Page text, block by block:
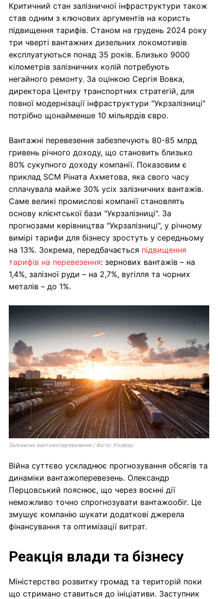
Критичний стан залізничної інфраструктури також
став одним з ключових аргументів на користь
підвищення тарифів. Станом на грудень 2024 року
три чверті вантажних дизельних локомотивів
експлуатуються понад 35 років. Близько 9000
кілометрів залізничних колій потребують
негайного ремонту. За оцінкою Сергія Вовка,
директора Центру транспортних стратегій, для
повної модернізації інфраструктури "Укрзалізниці"
потрібно щонайменше 10 мільярдів євро.
Вантажні перевезення забезпечують 80-85 млрд
гривень річного доходу, що становить близько
80% сукупного доходу компанії. Показовим є
приклад SCM Ріната Ахметова, яка свого часу
сплачувала майже 30% усіх залізничних вантажів.
Саме великі промислові компанії становлять
основу клієнтської бази "Укрзалізниці". За
прогнозами керівництва "Укрзалізниці", у річному
вимірі тарифи для бізнесу зростуть у середньому
на 13%. Зокрема, передбачається підвищення
тарифів на перевезення: зернових вантажів – на
1,4%, залізної руди – на 2,7%, вугілля та чорних
металів – до 1%.
Залізничні вантажоперевезення / Фото: Pixabay
Війна суттєво ускладнює прогнозування обсягів та
динаміки вантажоперевезень. Олександр
Перцовський пояснює, що через воєнні дії
неможливо точно спрогнозувати вантажообіг. Це
змушує компанію шукати додаткові джерела
фінансування та оптимізації витрат.
Реакція влади та бізнесу
Міністерство розвитку громад та територій поки
що стримано ставиться до ініціативи. Заступник